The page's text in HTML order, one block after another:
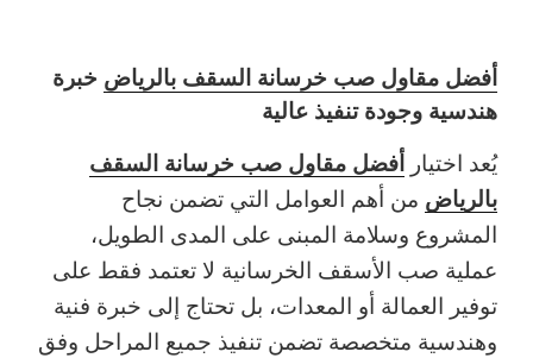
أفضل مقاول صب خرسانة السقف بالرياض خبرة
هندسية وجودة تنفيذ عالية
يُعد اختيار أفضل مقاول صب خرسانة السقف
بالرياض من أهم العوامل التي تضمن نجاح
المشروع وسلامة المبنى على المدى الطويل،
عملية صب الأسقف الخرسانية لا تعتمد فقط على
توفير العمالة أو المعدات، بل تحتاج إلى خبرة فنية
وهندسية متخصصة تضمن تنفيذ جميع المراحل وفق